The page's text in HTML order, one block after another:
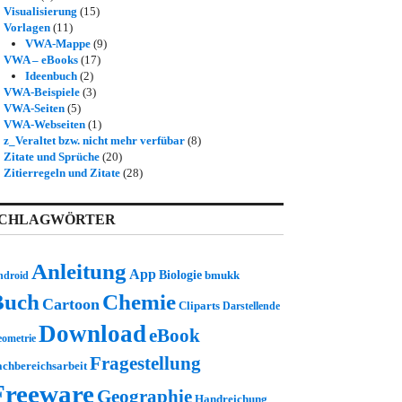
Visualisierung (15)
Vorlagen (11)
VWA-Mappe (9)
VWA – eBooks (17)
Ideenbuch (2)
VWA-Beispiele (3)
VWA-Seiten (5)
VWA-Webseiten (1)
z_Veraltet bzw. nicht mehr verfübar (8)
Zitate und Sprüche (20)
Zitierregeln und Zitate (28)
Anleitung AppBiologie bmukk
Cartoon Chemie Cliparts Darstellende
DownloadeBook
Fragestellung
Geographie Handreichung